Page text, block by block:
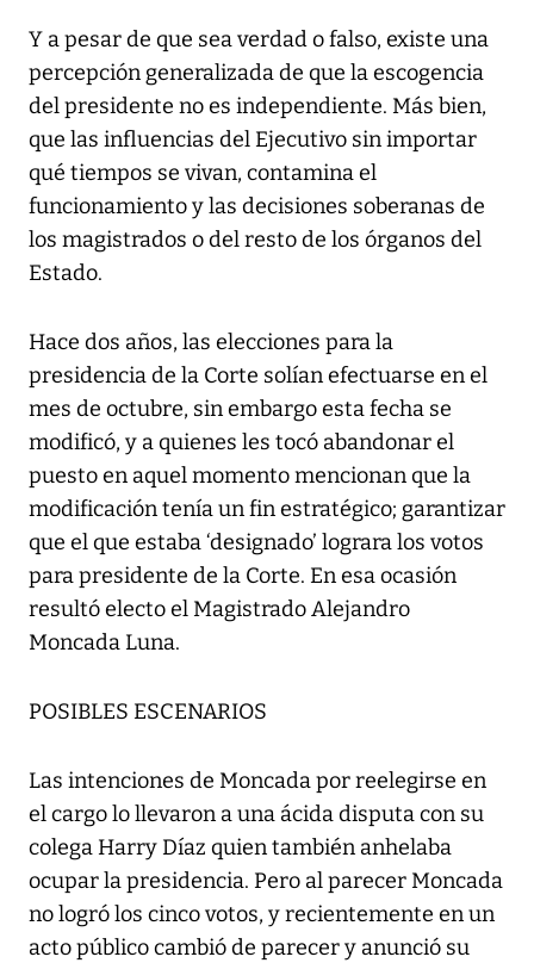
Y a pesar de que sea verdad o falso, existe una
percepción generalizada de que la escogencia
del presidente no es independiente. Más bien,
que las influencias del Ejecutivo sin importar
qué tiempos se vivan, contamina el
funcionamiento y las decisiones soberanas de
los magistrados o del resto de los órganos del
Estado.
Hace dos años, las elecciones para la
presidencia de la Corte solían efectuarse en el
mes de octubre, sin embargo esta fecha se
modificó, y a quienes les tocó abandonar el
puesto en aquel momento mencionan que la
modificación tenía un fin estratégico; garantizar
que el que estaba ‘designado’ lograra los votos
para presidente de la Corte. En esa ocasión
resultó electo el Magistrado Alejandro
Moncada Luna.
POSIBLES ESCENARIOS
Las intenciones de Moncada por reelegirse en
el cargo lo llevaron a una ácida disputa con su
colega Harry Díaz quien también anhelaba
ocupar la presidencia. Pero al parecer Moncada
no logró los cinco votos, y recientemente en un
acto público cambió de parecer y anunció su